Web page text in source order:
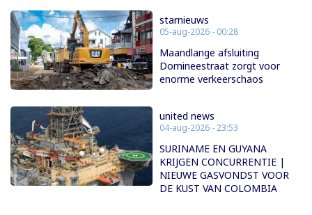
starnieuws
05-aug-2026 - 00:28
Maandlange afsluiting
Domineestraat zorgt voor
enorme verkeerschaos
united news
04-aug-2026 - 23:53
SURINAME EN GUYANA
KRIJGEN CONCURRENTIE |
NIEUWE GASVONDST VOOR
DE KUST VAN COLOMBIA